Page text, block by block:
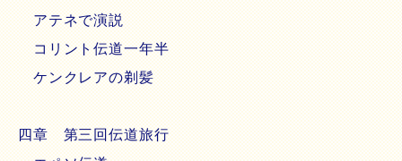
アテネで演説
コリント伝道一年半
ケンクレアの剃髪
四章 第三回伝道旅行